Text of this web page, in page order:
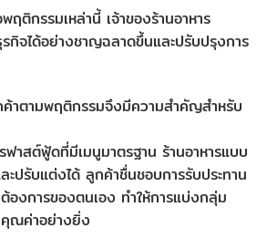
ฤติกรรมเหล่านี้ เจ้าของร้านอาหาร
กิจได้อย่างชาญฉลาดขึ้นและปรับปรุงการ
ค้าตามพฤติกรรมจึงมีความสำคัญสำหรับ
ฟาสต์ฟู้ดที่มีเมนูมาตรฐาน ร้านอาหารแบบ
ปรับแต่งได้ ลูกค้าชื่นชอบการรับประทาน
องการของตนเอง ทำให้การแบ่งกลุ่ม
ณค่าอย่างยิ่ง